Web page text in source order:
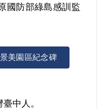
國防部綠島感訓監
景美園區紀念碑
中人。